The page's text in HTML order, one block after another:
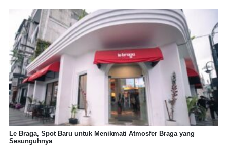
Le Braga, Spot Baru untuk Menikmati Atmosfer Braga yang
Sesunguhnya